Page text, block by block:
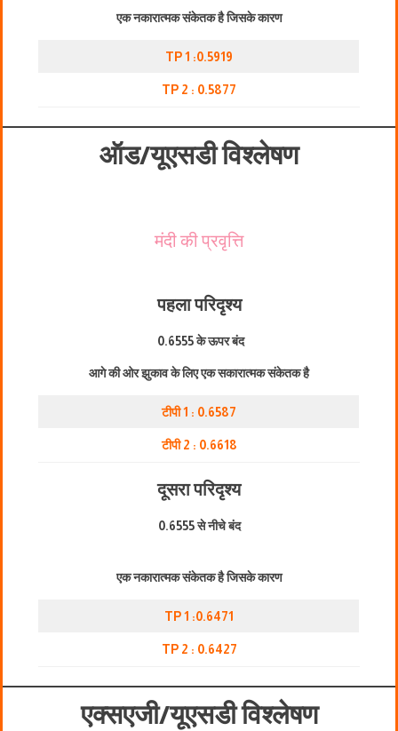
एक नकारात्मक संकेतक है जिसके कारण
TP 1 :0.5919
TP 2 : 0.5877
ऑड/यूएसडी विश्लेषण
मंदी की प्रवृत्ति
पहला परिदृश्य
0.6555 के ऊपर बंद
आगे की ओर झुकाव के लिए एक सकारात्मक संकेतक है
टीपी 1 : 0.6587
टीपी 2 : 0.6618
दूसरा परिदृश्य
0.6555 से नीचे बंद
एक नकारात्मक संकेतक है जिसके कारण
TP 1 :0.6471
TP 2 : 0.6427
एक्सएजी/यूएसडीविश्लेषण